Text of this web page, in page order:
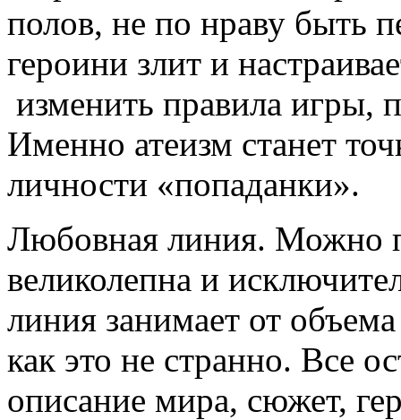
полов, не по нраву быть
героини злит и
изменить правила игры,
Именно атеизм станет
личности «попаданки».
Любовная линия. Можно
великолепна и
линия занимает от
как это не странно. Все
описание мира, сюжет,